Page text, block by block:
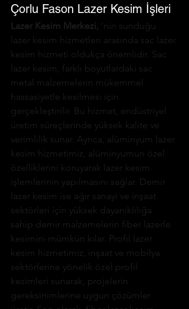
Çorlu Fason Lazer Kesim İşleri
Lazer Kesim Merkezi, ’nin sunduğu
lazer kesim hizmetleri arasında sac lazer
kesim hizmeti oldukça önemlidir. Sac
lazer kesim, farklı boyutlardaki sac
metal malzemelerin mükemmel
hassasiyetle kesilmesi için
gerçekleştirilir. Bu hizmet, endüstriyel
üretim süreçlerinde yüksek kalite ve
verimlilik sunar. Ayrıca, alüminyum lazer
kesim hizmetimiz, alüminyumun özel
özelliklerini koruyarak lazer kesim
işlemlerinin yapılmasını sağlar. Demir
lazer kesim ise ağır sanayi ve inşaat
sektörleri için yüksek dayanıklılığa
sahip demir malzemelerin fiber lazerle
kesimini mümkün kılar. Profil lazer
kesim hizmetimiz, inşaat ve mobilya
sektörlerine yönelik özel profil
kesimleri sunarak, projelerin
gereksinimlerine uygun çözümler